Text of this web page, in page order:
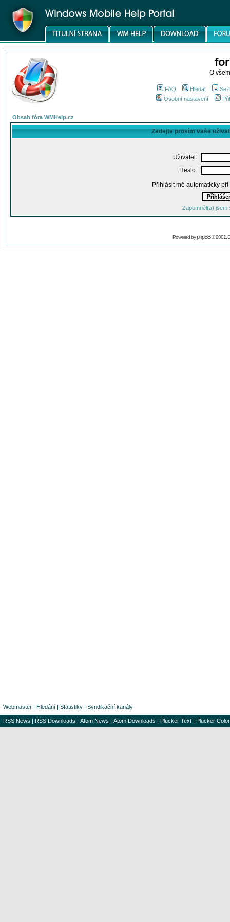
O
FAQ Hledat
Osobní nastavení
Obsah fóra WMHelp.cz
Zadejte prosím vaše
Uživatel:
Heslo:
Přihlásit mě automaticky
Zapomněl(a) jsem
Powered byphpBB© 2001,
Webmaster | Hledání | Statistiky | Syndikační kanály
RSS News | RSS Downloads | Atom News | Atom Downloads | Plucker Text | Plucker Color